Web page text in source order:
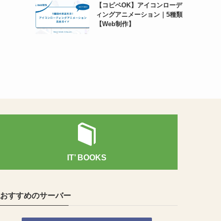
【コピペOK】アイコンローデ
ィングアニメーション｜5種類
【Web制作】
IT’ BOOKS
おすすめのサーバー